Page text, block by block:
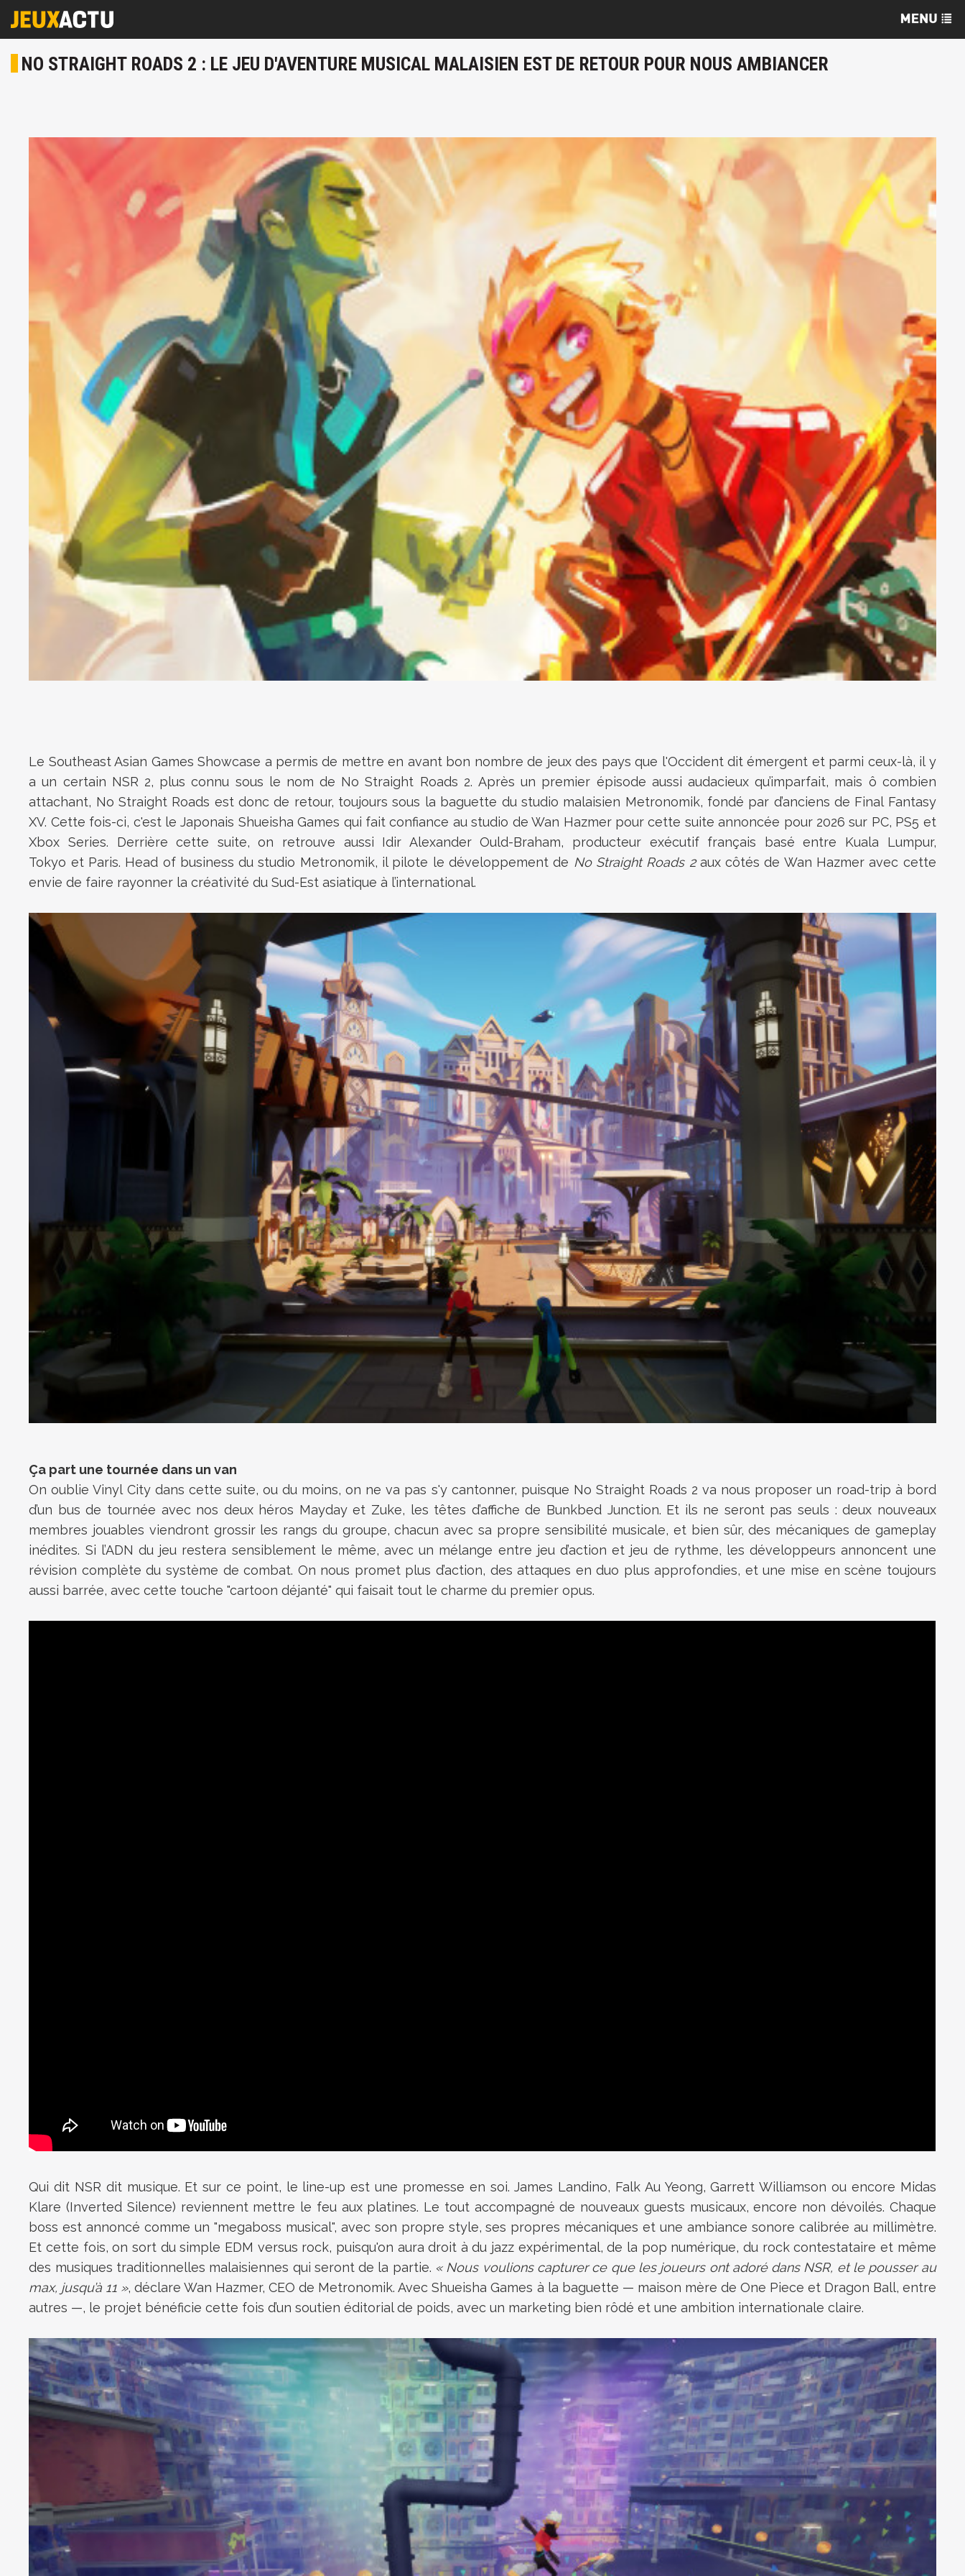
NO STRAIGHT ROADS 2 : LE JEU D'AVENTURE MUSICAL MALAISIEN EST DE RETOUR POUR NOUS AMBIANCER
Le Southeast Asian Games Showcase a permis de mettre en avant bon nombre de jeux des pays que l'Occident dit émergent et parmi ceux-là, il y
a un certain NSR 2, plus connu sous le nom de No Straight Roads 2. Après un premier épisode aussi audacieux qu’imparfait, mais ô combien
attachant, No Straight Roads est donc de retour, toujours sous la baguette du studio malaisien Metronomik, fondé par d’anciens de Final Fantasy
XV. Cette fois-ci, c'est le Japonais Shueisha Games qui fait confiance au studio de Wan Hazmer pour cette suite annoncée pour 2026 sur PC, PS5 et
Xbox Series. Derrière cette suite, on retrouve aussi Idir Alexander Ould-Braham, producteur exécutif français basé entre Kuala Lumpur,
Tokyo et Paris. Head of business du studio Metronomik, il pilote le développement de No Straight Roads 2aux côtés de Wan Hazmer avec cette
envie de faire rayonner la créativité du Sud-Est asiatique à l’international.
Ça part une tournée dans un van
On oublie Vinyl City dans cette suite, ou du moins, on ne va pas s'y cantonner, puisque No Straight Roads 2 va nous proposer un road-trip à bord
d’un bus de tournée avec nos deux héros Mayday et Zuke, les têtes d’affiche de Bunkbed Junction. Et ils ne seront pas seuls : deux nouveaux
membres jouables viendront grossir les rangs du groupe, chacun avec sa propre sensibilité musicale, et bien sûr, des mécaniques de gameplay
inédites. Si l’ADN du jeu restera sensiblement le même, avec un mélange entre jeu d’action et jeu de rythme, les développeurs annoncent une
révision complète du système de combat. On nous promet plus d’action, des attaques en duo plus approfondies, et une mise en scène toujours
aussi barrée, avec cette touche "cartoon déjanté" qui faisait tout le charme du premier opus.
Qui dit NSR dit musique. Et sur ce point, le line-up est une promesse en soi. James Landino, Falk Au Yeong, Garrett Williamson ou encore Midas
Klare (Inverted Silence) reviennent mettre le feu aux platines. Le tout accompagné de nouveaux guests musicaux, encore non dévoilés. Chaque
boss est annoncé comme un "megaboss musical", avec son propre style, ses propres mécaniques et une ambiance sonore calibrée au millimètre.
Et cette fois, on sort du simple EDM versus rock, puisqu'on aura droit à du jazz expérimental, de la pop numérique, du rock contestataire et même
des musiques traditionnelles malaisiennes qui seront de la partie. « Nous voulions capturer ce que les joueurs ont adoré dans NSR, et le pousser au
max, jusqu’à 11 », déclare Wan Hazmer, CEO de Metronomik. Avec Shueisha Games à la baguette — maison mère de One Piece et Dragon Ball, entre
autres —, le projet bénéficie cette fois d’un soutien éditorial de poids, avec un marketing bien rôdé et une ambition internationale claire.